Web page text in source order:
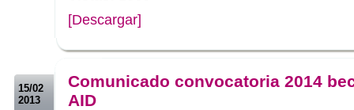
[Descargar]
15/02
2013
Comunicado convocatoria 2014
AID